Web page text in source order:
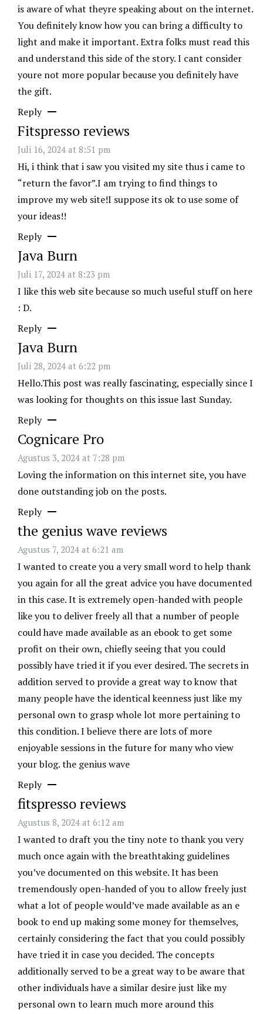
is aware of what theyre speaking about on the internet.
You definitely know how you can bring a difficulty to
light and make it important. Extra folks must read this
and understand this side of the story. I cant consider
youre not more popular because you definitely have
the gift.
Reply
Fitspresso reviews
Juli 16, 2024 at 8:51 pm
Hi, i think that i saw you visited my site thus i came to
“return the favor”.I am trying to find things to
improve my web site!I suppose its ok to use some of
your ideas!!
Reply
Java Burn
Juli 17, 2024 at 8:23 pm
I like this web site because so much useful stuff on here
: D.
Reply
Java Burn
Juli 28, 2024 at 6:22 pm
Hello.This post was really fascinating, especially since I
was looking for thoughts on this issue last Sunday.
Reply
Cognicare Pro
Agustus 3, 2024 at 7:28 pm
Loving the information on this internet site, you have
done outstanding job on the posts.
Reply
the genius wave reviews
Agustus 7, 2024 at 6:21 am
I wanted to create you a very small word to help thank
you again for all the great advice you have documented
in this case. It is extremely open-handed with people
like you to deliver freely all that a number of people
could have made available as an ebook to get some
profit on their own, chiefly seeing that you could
possibly have tried it if you ever desired. The secrets in
addition served to provide a great way to know that
many people have the identical keenness just like my
personal own to grasp whole lot more pertaining to
this condition. I believe there are lots of more
enjoyable sessions in the future for many who view
your blog.the genius wave
Reply
fitspresso reviews
Agustus 8, 2024 at 6:12 am
I wanted to draft you the tiny note to thank you very
much once again with the breathtaking guidelines
you’ve documented on this website. It has been
tremendously open-handed of you to allow freely just
what a lot of people would’ve made available as an e
book to end up making some money for themselves,
certainly considering the fact that you could possibly
have tried it in case you decided. The concepts
additionally served to be a great way to be aware that
other individuals have a similar desire just like my
personal own to learn much more around this